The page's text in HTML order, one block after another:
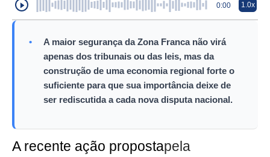
0:00 1.0x
•
A maior segurança da Zona Franca não virá
apenas dos tribunais ou das leis, mas da
construção de uma economia regional forte o
suficiente para que sua importância deixe de
ser rediscutida a cada nova disputa nacional.
A recente ação propostapela